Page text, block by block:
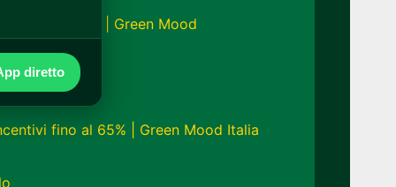
diretto
fino a 24h | Green Mood
fino al 65% | Green Mood Italia